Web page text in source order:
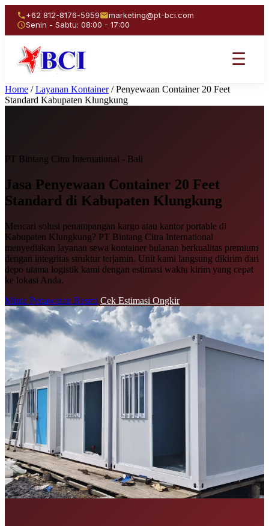
+62 812-8176-5959
marketing@pt-bci.com
Senin - Sabtu: 08:00 - 17:00
☰
Home / Layanan Kontainer / Penyewaan Container 20 Feet
Standard Kabupaten Klungkung
PT Bintang Citra International - Bali
Jasa Penyewaan Container 20 Feet
Standard di Kabupaten Klungkung
Mencari solusi penampangan kargo atau kantor portable di
Kabupaten Klungkung? PT Bintang Citra International
menyediakan layanan sewa kontainer bulanan berkualitas premium
dengan integritas struktur terjamin. Unit kami langsung dikirim dari
depo utama logistik kami dengan estimasi waktu kirim yang cepat
ke lokasi Anda.
Minta Penawaran Resmi Cek Estimasi Ongkir